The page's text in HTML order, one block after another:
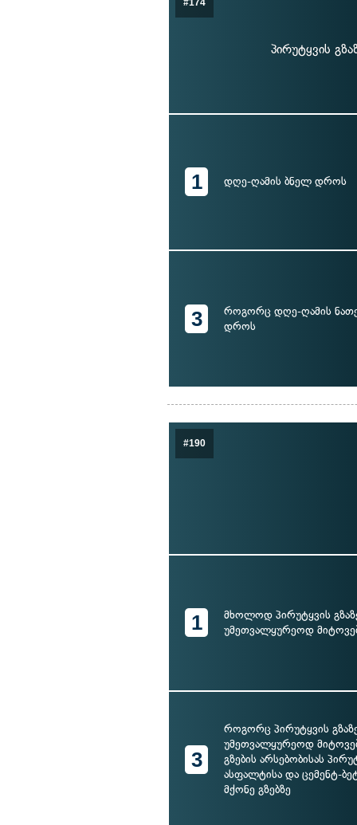
#174
პირუტყვის
1 დღე-ღამის ბნელ დროს
3
როგორც დღე-ღამის
დროს
#190
1
მხოლოდ პირუტყვის
უმეთვალყურეოდ
3
როგორც პირუტყვის
უმეთვალყურეოდ
გზების არსებობისას
ასფალტისა და ცემენტ-
მქონე გზებზე